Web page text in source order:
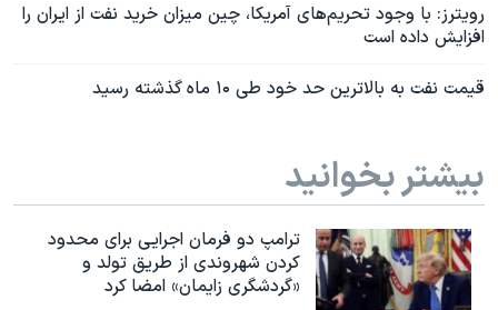
رویترز: با وجود تحریم‌های آمریکا، چین میزان خرید نفت از ایران را
افزایش داده است
قیمت نفت به بالاترین حد خود طی ۱۰ ماه گذشته رسید
بیشتر بخوانید
ترامپ دو فرمان اجرایی برای محدود
کردن شهروندی از طریق تولد و
«گردشگری زایمان» امضا کرد